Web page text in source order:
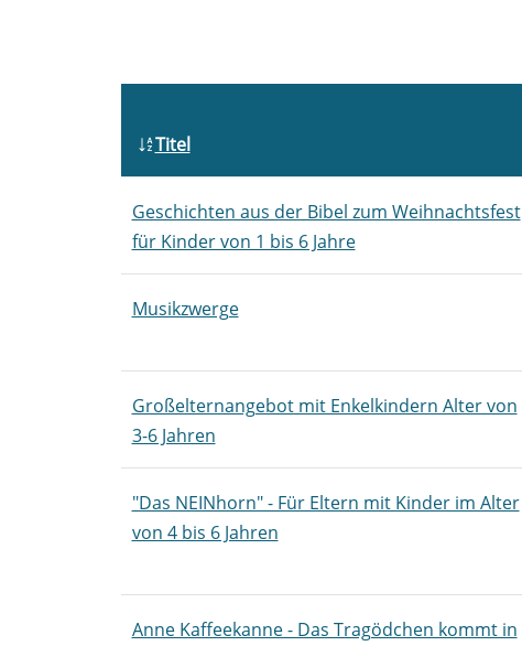
Titel
Geschichten aus der Bibel zum Weihnachtsfest
für Kinder von 1 bis 6 Jahre
Musikzwerge
Großelternangebot mit Enkelkindern Alter von
3-6 Jahren
"Das NEINhorn" - Für Eltern mit Kinder im Alter
von 4 bis 6 Jahren
Anne Kaffeekanne - Das Tragödchen kommt in